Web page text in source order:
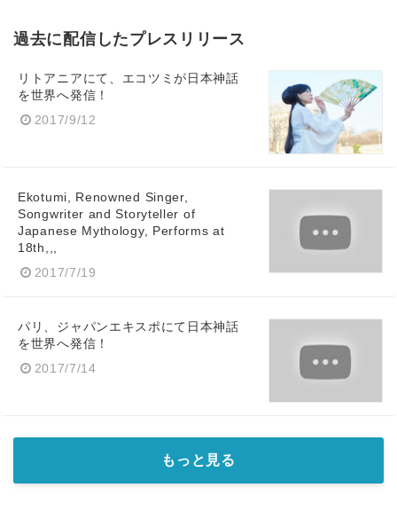
過去に配信したプレスリリース
リトアニアにて、エコツミが日本神話
を世界へ発信！
2017/9/12
Ekotumi, Renowned Singer,
Songwriter and Storyteller of
Japanese Mythology, Performs at
18th,,,
2017/7/19
パリ、ジャパンエキスポにて日本神話
を世界へ発信！
2017/7/14
もっと見る